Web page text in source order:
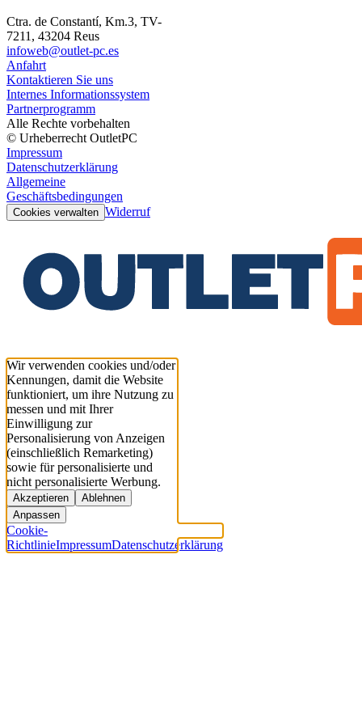
Ctra. de Constantí, Km.3, TV-
7211, 43204 Reus
infoweb@outlet-pc.es
Anfahrt
Kontaktieren Sie uns
Internes Informationssystem
Partnerprogramm
Alle Rechte vorbehalten
© Urheberrecht OutletPC
Impressum
Datenschutzerklärung
Allgemeine
Geschäftsbedingungen
Cookies verwalten Widerruf
Wir verwenden cookies und/oder
Kennungen, damit die Website
funktioniert, um ihre Nutzung zu
messen und mit Ihrer
Einwilligung zur
Personalisierung von Anzeigen
(einschließlich Remarketing)
sowie für personalisierte und
nicht personalisierte Werbung.
Akzeptieren
Ablehnen
Anpassen
Cookie-
RichtlinieImpressumDatenschutzerklärung